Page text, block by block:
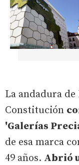
La andadura
Constitución
'Galerías
de esa marca
49 años. Abrió